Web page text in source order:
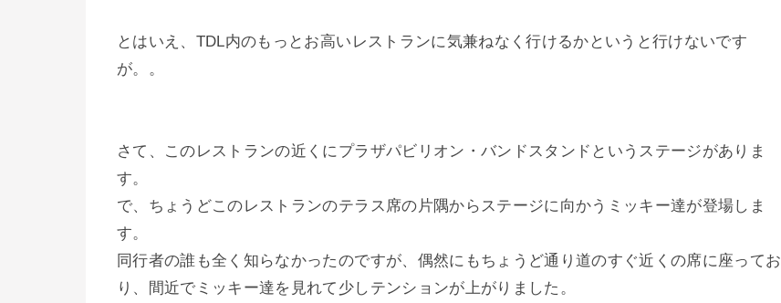
とはいえ、TDL内のもっとお高いレストランに気兼ねなく行けるかというと行けないです
が。。
さて、このレストランの近くにプラザパビリオン・バンドスタンドというステージがありま
す。
で、ちょうどこのレストランのテラス席の片隅からステージに向かうミッキー達が登場しま
す。
同行者の誰も全く知らなかったのですが、偶然にもちょうど通り道のすぐ近くの席に座ってお
り、間近でミッキー達を見れて少しテンションが上がりました。